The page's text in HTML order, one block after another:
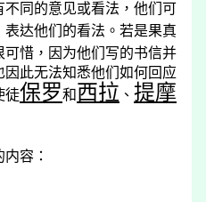
同的意见或看法，他们可
表达他们的看法。若是果真
可惜，因为他们写的书信并
此无法知悉他们如何回应
徒保罗和西拉 、 提摩
容：